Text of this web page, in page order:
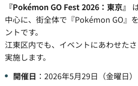
『Pokémon GO Fest 2026：東京』
中心に、街全体で『Pokémon GO』
ントです。
江東区内でも、イベントにあわせた
実施します。
開催日 ：2026年5月29日（金曜日